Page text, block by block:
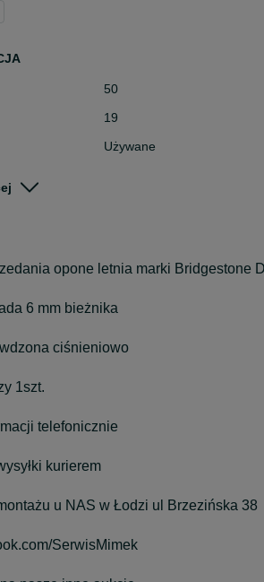
50
19
Używane
opone letnia marki Bridgestone
6 mm bieżnika
ciśnieniowo
1szt.
telefonicznie
kurierem
u NAS w Łodzi ul Brzezińska 38
SerwisMimek